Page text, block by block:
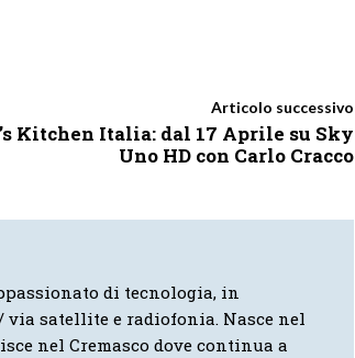
Articolo successivo
Kitchen Italia: dal 17 Aprile su Sky
Uno HD con Carlo Cracco
di tecnologia, in
satellite e radiofonia. Nasce nel
nel Cremasco dove continua a